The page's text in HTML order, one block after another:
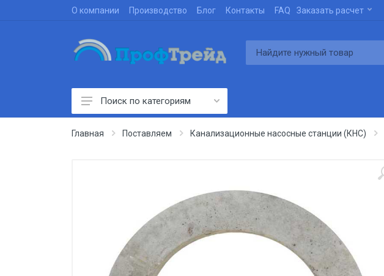
О компании Производство Блог Контакты FAQ Заказать расчет
Производим
Поиск по категориям
Главная Поставляем Канализационные насосные станции (КНС)